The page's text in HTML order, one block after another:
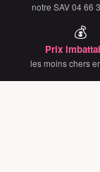
notre SAV 04 66
💰
Prix
les moins chers